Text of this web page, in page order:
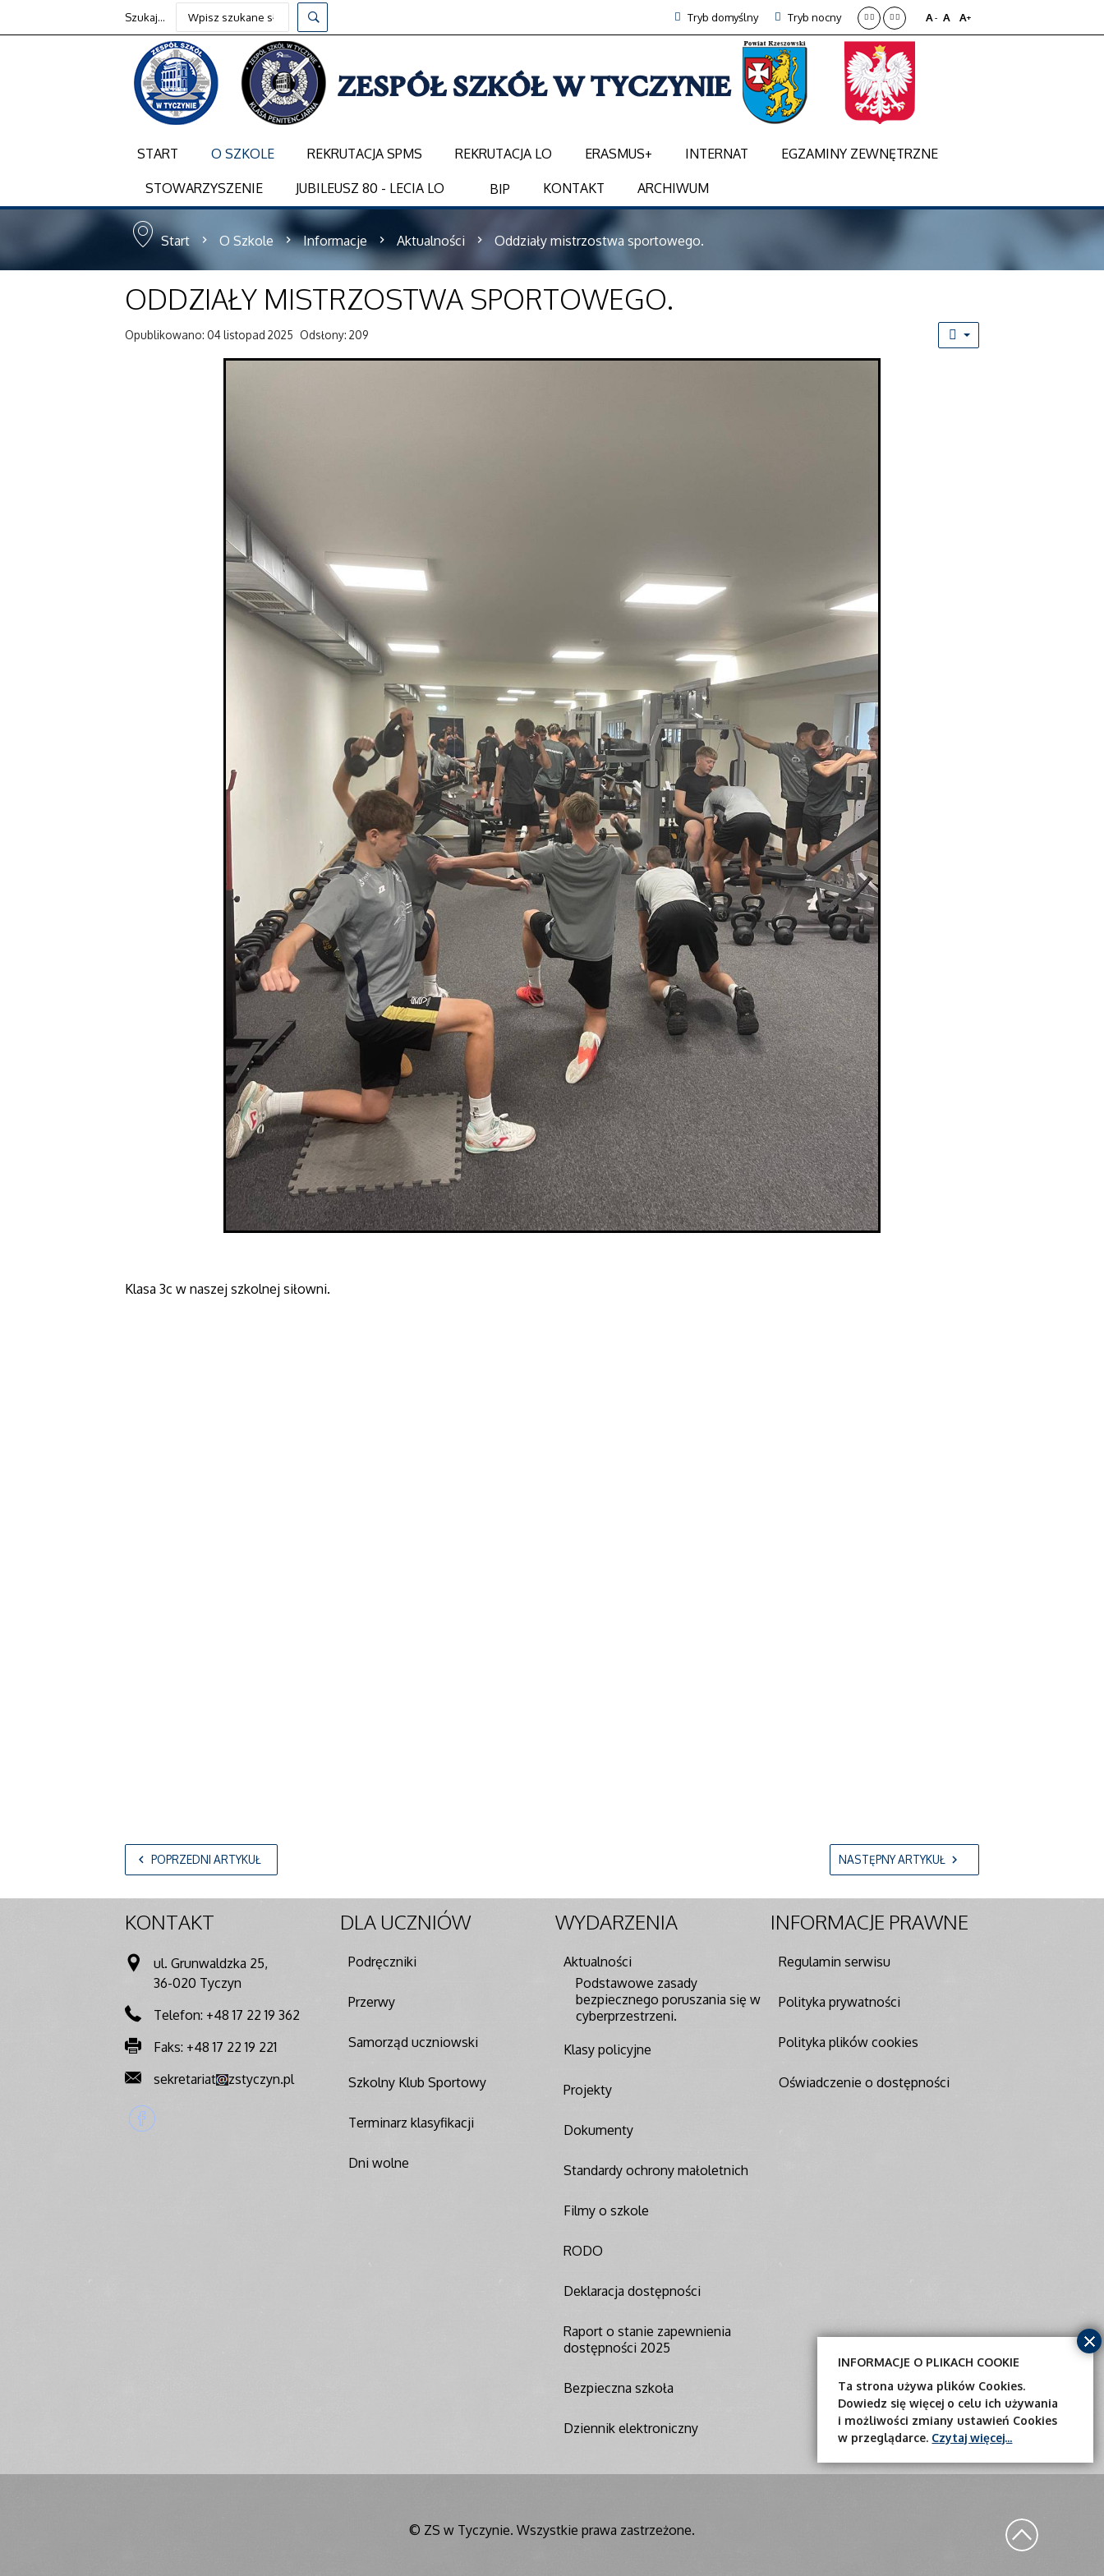
Szukaj... Tryb domyślny Tryb nocny A- A A+
START O SZKOLE REKRUTACJA SPMS REKRUTACJA LO ERASMUS+ INTERNAT EGZAMINY ZEWNĘTRZNE
STOWARZYSZENIE JUBILEUSZ 80 - LECIA LO BIP KONTAKT ARCHIWUM
Start O Szkole Informacje Aktualności Oddziały mistrzostwa sportowego.
ODDZIAŁY MISTRZOSTWA SPORTOWEGO.
Opublikowano: 04 listopad 2025 Odsłony: 209
Klasa 3c w naszej szkolnej siłowni.
POPRZEDNI ARTYKUŁ NASTĘPNY ARTYKUŁ
KONTAKT
ul. Grunwaldzka 25,
36-020 Tyczyn
Telefon: +48 17 22 19 362
Faks: +48 17 22 19 221
sekretariat
zstyczyn.pl
DLA UCZNIÓW
Podręczniki
Przerwy
Samorząd uczniowski
Szkolny Klub Sportowy
Terminarz klasyfikacji
Dni wolne
WYDARZENIA
Aktualności
Podstawowe zasady
bezpiecznego poruszania się w
cyberprzestrzeni.
Klasy policyjne
Projekty
Dokumenty
Standardy ochrony małoletnich
Filmy o szkole
RODO
Deklaracja dostępności
Raport o stanie zapewnienia
dostępności 2025
Bezpieczna szkoła
Dziennik elektroniczny
INFORMACJE PRAWNE
Regulamin serwisu
Polityka prywatności
Polityka plików cookies
Oświadczenie o dostępności
© ZS w Tyczynie. Wszystkie prawa zastrzeżone.
INFORMACJE O PLIKACH COOKIE
Ta strona używa plików Cookies.
Dowiedz się więcej o celu ich używania
i możliwości zmiany ustawień Cookies
w przeglądarce. Czytaj więcej...